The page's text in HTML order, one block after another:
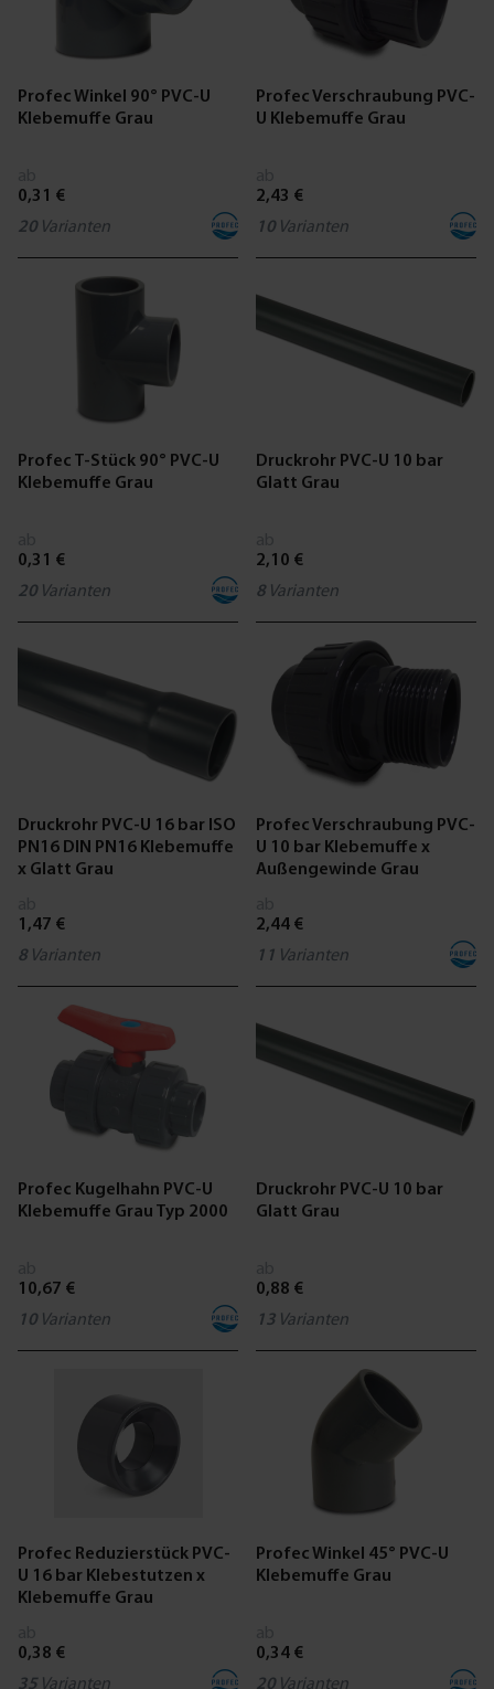
Profec Winkel 90° PVC-U
Klebemuffe Grau
0,31 €
20 Varianten
Profec Verschraubung PVC-
U Klebemuffe Grau
2,43 €
10 Varianten
Profec T-Stück 90° PVC-U
Klebemuffe Grau
0,31 €
20 Varianten
Druckrohr PVC-U 10 bar
Glatt Grau
2,10 €
8 Varianten
Druckrohr PVC-U 16 bar ISO
PN16 DIN PN16 Klebemuffe
x Glatt Grau
1,47 €
8 Varianten
Profec Verschraubung PVC-
U 10 bar Klebemuffe x
Außengewinde Grau
2,44 €
11 Varianten
Profec Kugelhahn PVC-U
Klebemuffe Grau Typ 2000
10,67 €
10 Varianten
Druckrohr PVC-U 10 bar
Glatt Grau
0,88 €
13 Varianten
Profec Reduzierstück PVC-
U 16 bar Klebestutzen x
Klebemuffe Grau
0,38 €
35 Varianten
Profec Winkel 45° PVC-U
Klebemuffe Grau
0,34 €
20 Varianten